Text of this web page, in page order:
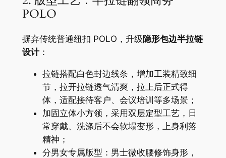
POLO
摒弃传统普通纽扣 POLO，升级隐形包边半拉链
设计：
拉链搭配白色封边线条，增加工装精致细
节，拉开拉链透气清爽，拉上后正式得
体，适配接待客户、会议培训等多场景；
加固立体小方领，采用双层定型工艺，日
常穿戴、洗涤后不会软塌变形，上身利落
精神；
分男女专属版型：男士微收腰修饰身形，